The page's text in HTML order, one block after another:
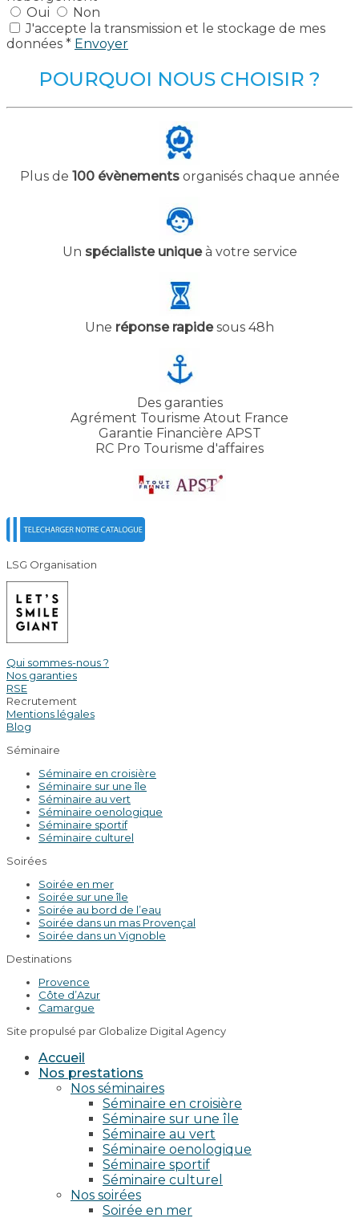
Oui
Non
J'accepte la transmission et le stockage de mes
données * Envoyer
POURQUOI NOUS CHOISIR ?
Plus de 100 évènementsorganisés chaque année
Un spécialiste uniqueà votre service
Une réponse rapidesous 48h
Des garanties
Agrément Tourisme Atout France
Garantie Financière APST
RC Pro Tourisme d'affaires
LSG Organisation
Qui sommes-nous ?
Nos garanties
RSE
Recrutement
Mentions légales
Blog
Séminaire
Séminaire en croisière
Séminaire sur une île
Séminaire au vert
Séminaire oenologique
Séminaire sportif
Séminaire culturel
Soirées
Soirée en mer
Soirée sur une île
Soirée au bord de l’eau
Soirée dans un mas Provençal
Soirée dans un Vignoble
Destinations
Provence
Côte d’Azur
Camargue
Site propulsé par Globalize Digital Agency
Accueil
Nos prestations
Nos séminaires
Séminaire en croisière
Séminaire sur une île
Séminaire au vert
Séminaire oenologique
Séminaire sportif
Séminaire culturel
Nos soirées
Soirée en mer